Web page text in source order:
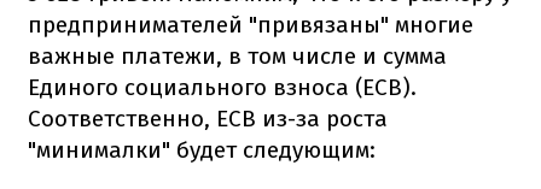
предпринимателей "привязаны" многие
важные платежи, в том числе и сумма
Единого социального взноса (ЕСВ).
Соответственно, ЕСВ из-за роста
"минималки" будет следующим: